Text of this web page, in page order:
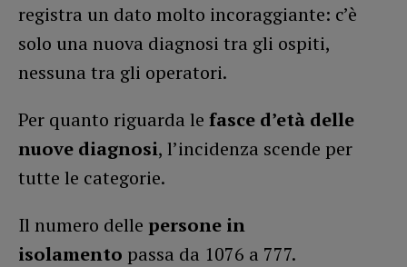
registra un dato molto incoraggiante: c’è
solo una nuova diagnosi tra gli ospiti,
nessuna tra gli operatori.
Per quanto riguarda le fasce d’età delle
nuove diagnosi, l’incidenza scende per
tutte le categorie.
Il numero delle persone in
isolamento passa da 1076 a 777.